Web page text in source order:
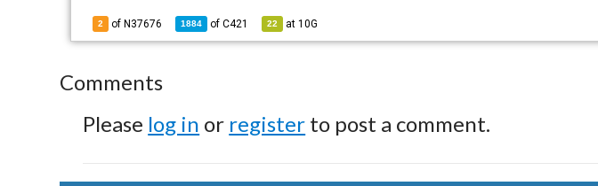
2 of N37676 1884 ofC421 22 at10G
Comments
Please log in or register to post a comment.